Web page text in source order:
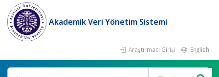
Akademik Veri Yönetim Sistemi
Araştırmacı Girişi English
Ara